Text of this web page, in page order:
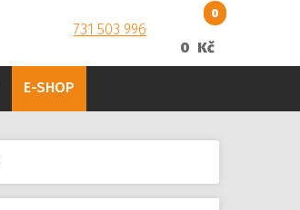
0
0 Kč
731 503 996
E-SHOP